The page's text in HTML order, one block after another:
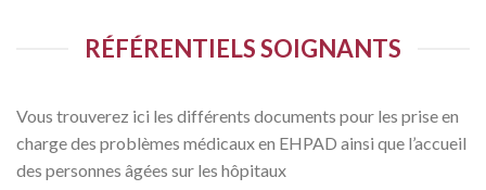
RÉFÉRENTIELS SOIGNANTS
Vous trouverez ici les différents documents pour les prise en
charge des problèmes médicaux en EHPAD ainsi que l’accueil
des personnes âgées sur les hôpitaux